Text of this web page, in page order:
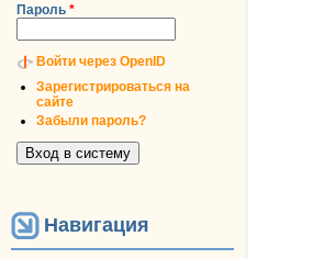
Пароль *
Войти через OpenID
Зарегистрироваться на
сайте
Забыли пароль?
Навигация